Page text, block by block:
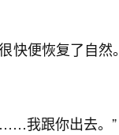
快便恢复了自然
……我跟你出去。”